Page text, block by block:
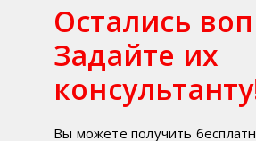
Остались
Задайте их
Вы можете получить